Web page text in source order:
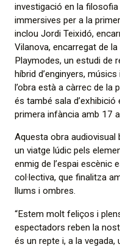
investigació en la filosofia
immersives per a la
inclou Jordi Teixidó,
Vilanova, encarregat de
Playmodes, un estudi de
híbrid d’enginyers,
l’obra està a càrrec de la
és també sala
primera infància amb 17
Aquesta obra audiovisual
un viatge lúdic pels
enmig de l’espai escènic
col·lectiva, que finalitza
llums i ombres.
“Estem molt feliços i
espectadors reben la
és un repte i, a la